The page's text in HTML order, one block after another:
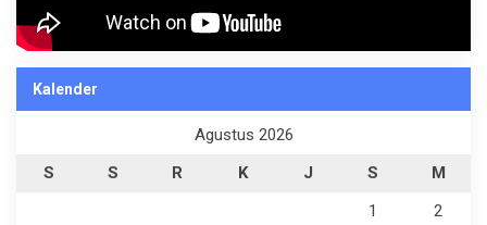
Kalender
Agustus 2026
S
S R K J S
M
1
2